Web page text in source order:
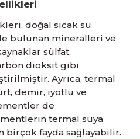
doğal sıcak su
bulunan mineralleri ve
sülfat,
dioksit gibi
Ayrıca, termal
demir, iyotlu ve
de
termal suya
birçok fayda sağlayabilir.